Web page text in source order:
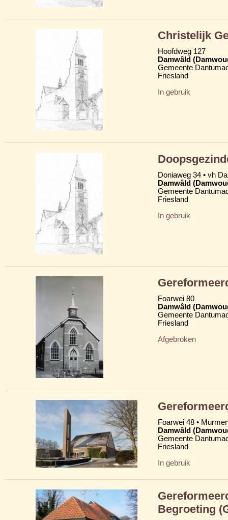
Christelijk
Hoofdweg 127
Damwâld
Gemeente
Friesland
In gebruik
Doniaweg 34 • vh
Damwâld
Gemeente
Friesland
In gebruik
Foarwei 80
Damwâld
Gemeente
Friesland
Afgebroken
Foarwei 48 •
Damwâld
Gemeente
Friesland
In gebruik
Begroeting